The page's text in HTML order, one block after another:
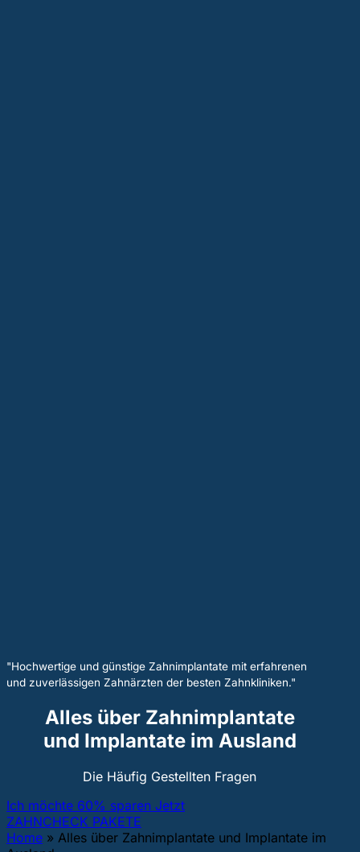
"Hochwertige und günstige Zahnimplantate mit erfahrenen
und zuverlässigen Zahnärzten der besten Zahnkliniken."
Alles über Zahnimplantate
und Implantate im Ausland
Die Häufig Gestellten Fragen
Ich möchte 60% sparen Jetzt
ZAHNCHECK PAKETE
Home » Alles über Zahnimplantate und Implantate im